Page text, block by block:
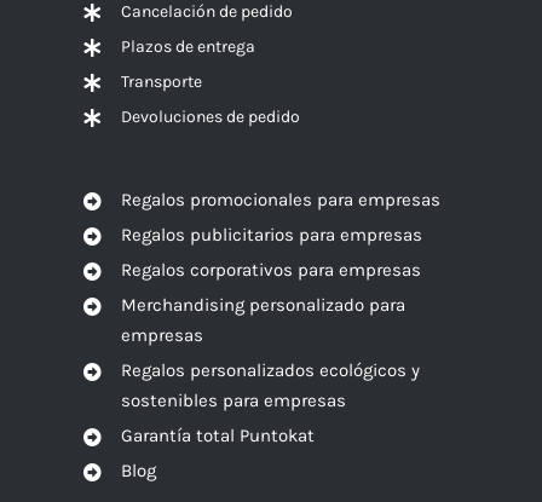
Cancelación de pedido
Plazos de entrega
Transporte
Devoluciones de pedido
Regalos promocionales para empresas
Regalos publicitarios para empresas
Regalos corporativos para empresas
Merchandising personalizado para
empresas
Regalos personalizados ecológicos y
sostenibles para empresas
Garantía total Puntokat
Blog